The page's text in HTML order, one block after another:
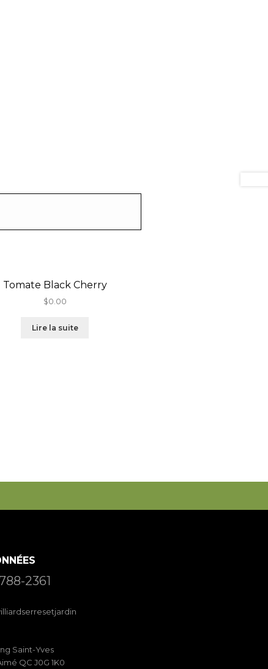
Tomate Black Cherry
$0.00
Lire la suite
2361
Saint-Yves
QC J0G 1K0